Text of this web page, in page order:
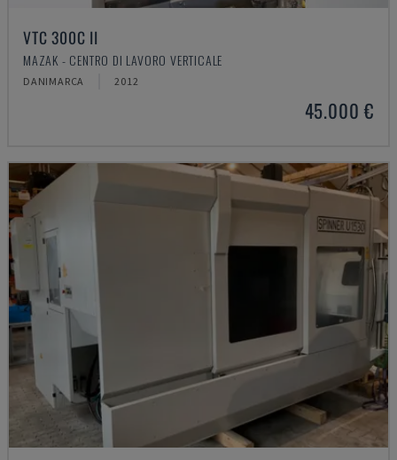
VTC 300C II
MAZAK - CENTRO DI LAVORO VERTICALE
DANIMARCA 2012
45.000 €